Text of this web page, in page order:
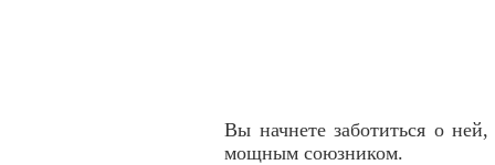
Вы начнете заботиться о
мощным союзником.